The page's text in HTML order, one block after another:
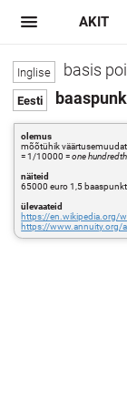
basis
olemus
mõõtühik
= 1/10000 =one
näiteid
65000 euro 1,5
ülevaateid
https://en.wikipedia.org/
https://www.annuity.org/
AKIT